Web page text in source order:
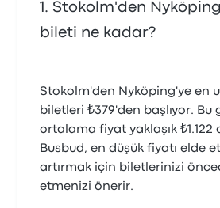
Stokolm'den
bileti ne kadar?
Stokolm'den Nyköping'ye en
biletleri ₺379'den başlıyor. Bu
ortalama fiyat yaklaşık ₺1.122
Busbud, en düşük fiyatı elde
artırmak için biletlerinizi
etmenizi önerir.